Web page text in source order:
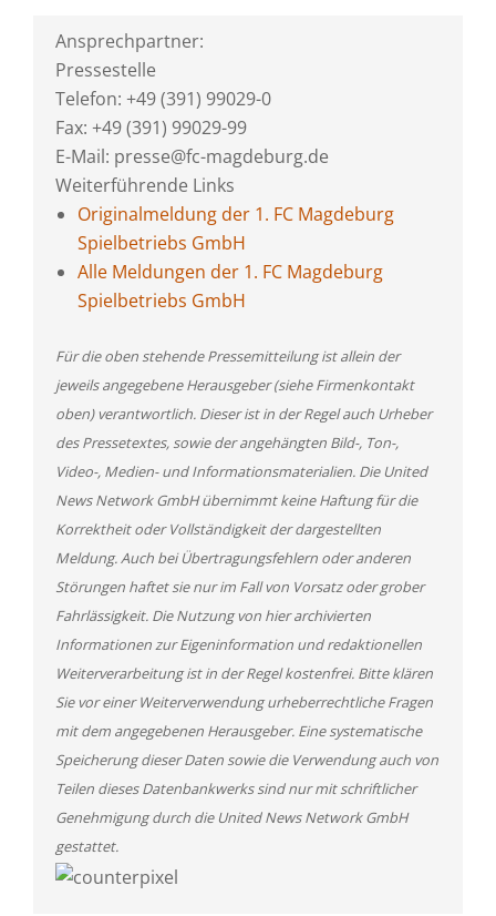
Ansprechpartner:
Pressestelle
Telefon: +49 (391) 99029-0
Fax: +49 (391) 99029-99
E-Mail: presse@fc-magdeburg.de
Weiterführende Links
Originalmeldung der 1. FC Magdeburg
Spielbetriebs GmbH
Alle Meldungen der 1. FC Magdeburg
Spielbetriebs GmbH
Für die oben stehende Pressemitteilung ist allein der
jeweils angegebene Herausgeber (siehe Firmenkontakt
oben) verantwortlich. Dieser ist in der Regel auch Urheber
des Pressetextes, sowie der angehängten Bild-, Ton-,
Video-, Medien- und Informationsmaterialien. Die United
News Network GmbH übernimmt keine Haftung für die
Korrektheit oder Vollständigkeit der dargestellten
Meldung. Auch bei Übertragungsfehlern oder anderen
Störungen haftet sie nur im Fall von Vorsatz oder grober
Fahrlässigkeit. Die Nutzung von hier archivierten
Informationen zur Eigeninformation und redaktionellen
Weiterverarbeitung ist in der Regel kostenfrei. Bitte klären
Sie vor einer Weiterverwendung urheberrechtliche Fragen
mit dem angegebenen Herausgeber. Eine systematische
Speicherung dieser Daten sowie die Verwendung auch von
Teilen dieses Datenbankwerks sind nur mit schriftlicher
Genehmigung durch die United News Network GmbH
gestattet.